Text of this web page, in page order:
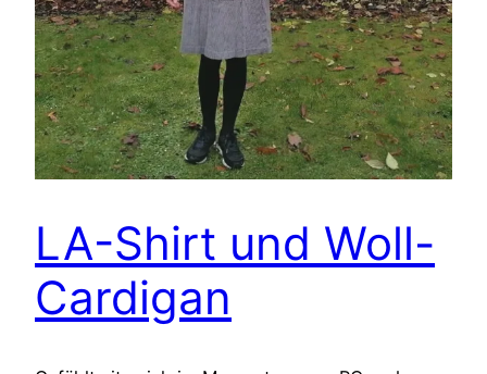
LA-Shirt und Woll-
Cardigan